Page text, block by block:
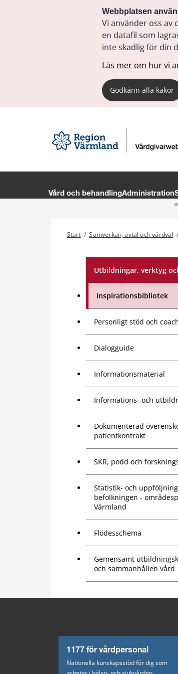
Webbplatsen
Vi använder oss av
en datafil som
inte skadlig för din
Läs mer om hur vi
Godkänn alla kakor
Vård och behandlingAdministration
Start / Samverkan, avtal och vårdval /
Utbildningar, verktyg
Inspirationsbibliotek
Personligt stöd och
Dialogguide
Informationsmaterial
Informations- och
Dokumenterad
patientkontrakt
SKR, podd och
Statistik- och
befolkningen -
Värmland
Flödesschema
Gemensamt
och sammanhållen vård
1177 för vårdpersonal
Nationella kunskapsstöd för dig som